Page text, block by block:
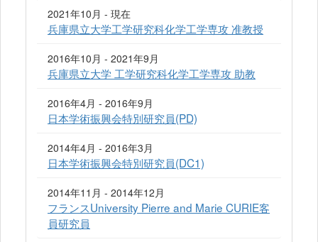
2021年10月 - 現在
兵庫県立大学工学研究科化学工学専攻 准教授
2016年10月 - 2021年9月
兵庫県立大学 工学研究科化学工学専攻 助教
2016年4月 - 2016年9月
日本学術振興会特別研究員(PD)
2014年4月 - 2016年3月
日本学術振興会特別研究員(DC1)
2014年11月 - 2014年12月
フランスUniversity Pierre and Marie CURIE客
員研究員